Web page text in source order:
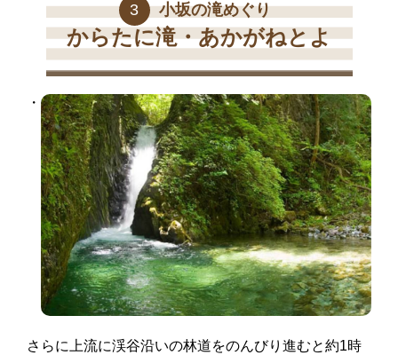
3 小坂の滝めぐり
からたに滝・あかがねとよ
さらに上流に渓谷沿いの林道をのんびり進むと約1時